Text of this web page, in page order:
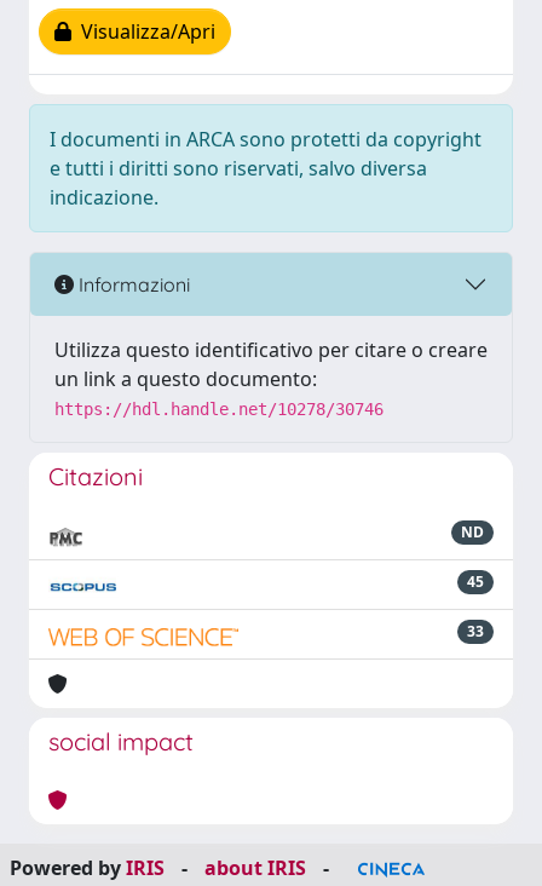
Visualizza/Apri
I documenti in ARCA sono protetti da copyright
e tutti i diritti sono riservati, salvo diversa
indicazione.
Informazioni
Utilizza questo identificativo per citare o creare
un link a questo documento:
https://hdl.handle.net/10278/30746
Citazioni
ND
45
33
social impact
Powered byIRIS - about IRIS
-